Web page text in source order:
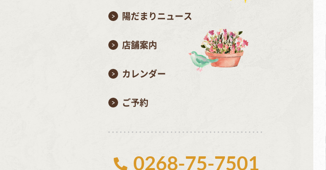
陽だまりニュース
店舗案内
カレンダー
ご予約
0268-75-7501